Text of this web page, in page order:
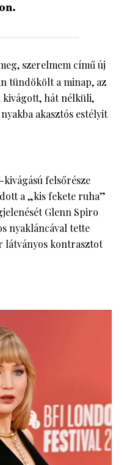
szerelmem című új
tündökölt a minap, az
kivágott, hát nélküli,
akasztós estélyit
felsőrésze
a „kis fekete ruha”
Glenn Spiro
nyakláncával tette
látványos kontrasztot